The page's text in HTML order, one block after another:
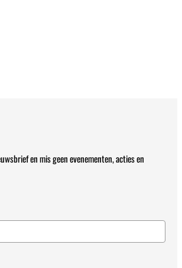
en mis geen evenementen, acties en